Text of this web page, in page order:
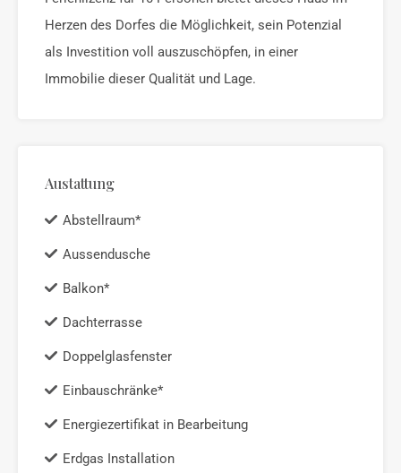
Herzen des Dorfes die Möglichkeit, sein Potenzial
als Investition voll auszuschöpfen, in einer
Immobilie dieser Qualität und Lage.
Austattung
Abstellraum*
Aussendusche
Balkon*
Dachterrasse
Doppelglasfenster
Einbauschränke*
Energiezertifikat in Bearbeitung
Erdgas Installation